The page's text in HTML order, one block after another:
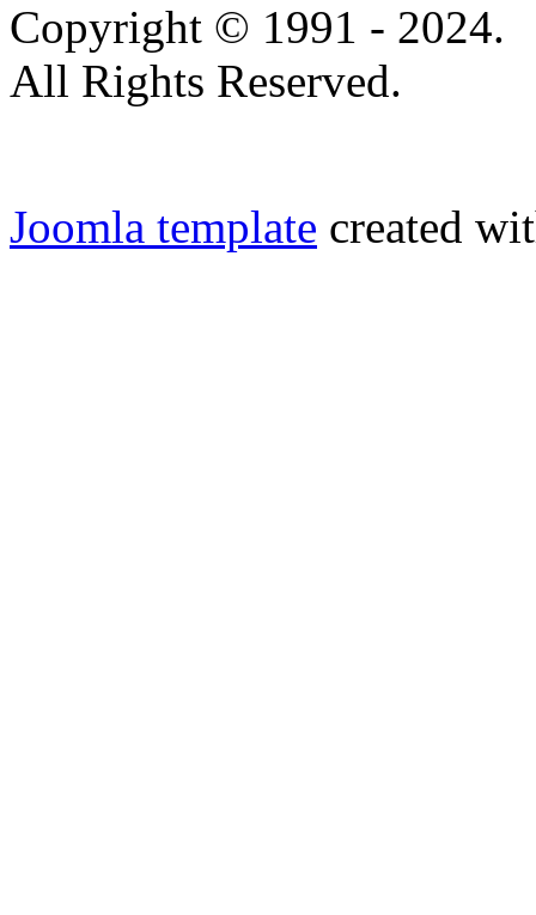
Copyright © 1991 - 2024.
All Rights Reserved.
Joomla template created